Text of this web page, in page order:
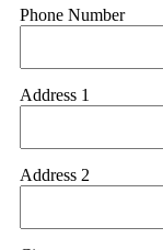
Phone Number
Address 1
Address 2